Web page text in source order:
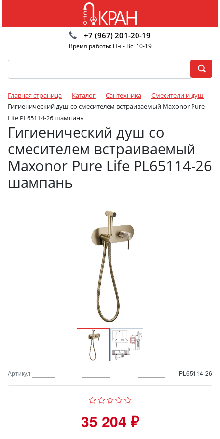
+7 (967) 201-20-19
Время работы: Пн - Вс 10-19
Главная страница Каталог Сантехника
Смесители и душ
Гигиенический душ со смесителем встраиваемый Maxonor Pure
Life PL65114-26 шампань
Гигиенический душ со
смесителем встраиваемый
Maxonor Pure Life PL65114-26
шампань
Артикул PL65114-26
35 204 ₽